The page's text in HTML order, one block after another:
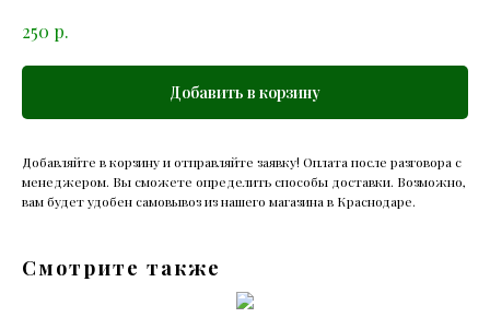
250 р.
Добавить в корзину
Добавляйте в корзину и отправляйте заявку! Оплата после разговора с
менеджером. Вы сможете определить способы доставки. Возможно,
вам будет удобен самовывоз из нашего магазина в Краснодаре.
Смотрите также